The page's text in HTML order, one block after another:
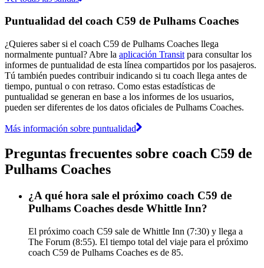
Puntualidad del coach C59 de Pulhams Coaches
¿Quieres saber si el coach C59 de Pulhams Coaches llega
normalmente puntual? Abre la aplicación Transit para consultar los
informes de puntualidad de esta línea compartidos por los pasajeros.
Tú también puedes contribuir indicando si tu coach llega antes de
tiempo, puntual o con retraso. Como estas estadísticas de
puntualidad se generan en base a los informes de los usuarios,
pueden ser diferentes de los datos oficiales de Pulhams Coaches.
Más información sobre puntualidad
Preguntas frecuentes sobre coach C59 de
Pulhams Coaches
¿A qué hora sale el próximo coach C59 de
Pulhams Coaches desde Whittle Inn?
El próximo coach C59 sale de Whittle Inn (7:30) y llega a
The Forum (8:55). El tiempo total del viaje para el próximo
coach C59 de Pulhams Coaches es de 85.